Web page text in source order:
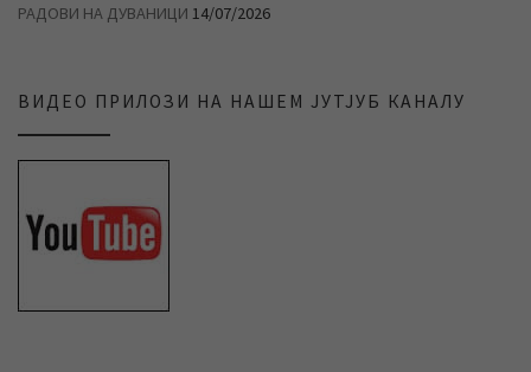
РАДОВИ НА ДУВАНИЦИ 14/07/2026
ВИДЕО ПРИЛОЗИ НА НАШЕМ ЈУТЈУБ КАНАЛУ